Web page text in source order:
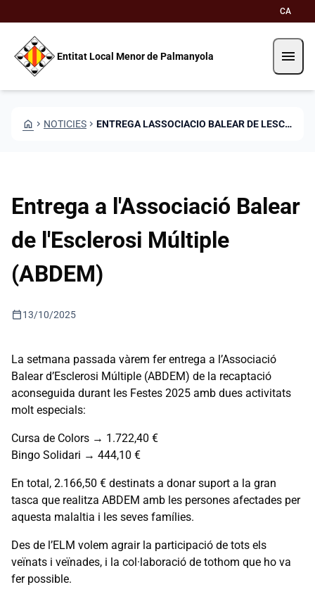
CA
Entitat Local Menor de Palmanyola menu
HOME CHEVRON_RIGHT NOTICIES CHEVRON_RIGHT ENTREGA LASSOCIACIO BALEAR DE LESCLEROSI MULTIPLE ABDEM
Entrega a l'Associació Balear
de l'Esclerosi Múltiple
(ABDEM)
calendar_today13/10/2025
La setmana passada vàrem fer entrega a l’Associació
Balear d’Esclerosi Múltiple (ABDEM) de la recaptació
aconseguida durant les Festes 2025 amb dues activitats
molt especials:
Cursa de Colors → 1.722,40 €
Bingo Solidari → 444,10 €
En total, 2.166,50 € destinats a donar suport a la gran
tasca que realitza ABDEM amb les persones afectades per
aquesta malaltia i les seves famílies.
Des de l’ELM volem agrair la participació de tots els
veïnats i veïnades, i la col·laboració de tothom que ho va
fer possible.